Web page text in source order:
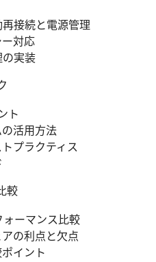
接続と電源管理
対応
実装
ト
活用方法
プラクティス
較
ーマンス比較
の利点と欠点
イント